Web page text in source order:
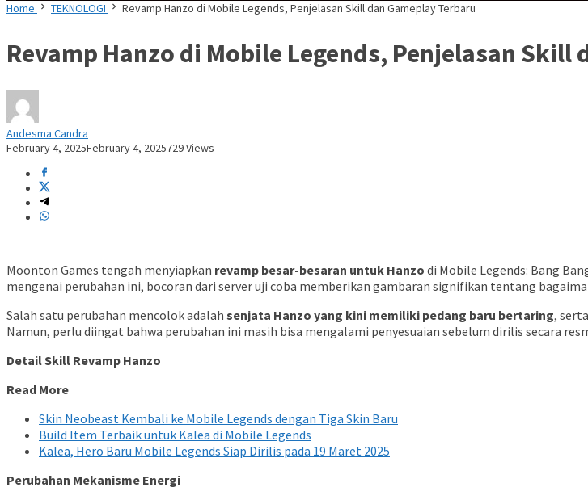
Home
TEKNOLOGI Revamp Hanzo di Mobile Legends, Penjelasan Skill dan Gameplay Terbaru
Revamp Hanzo di Mobile Legends, Penjelasan Skill
Andesma Candra
February 4, 2025February 4, 2025729 Views
Moonton Games tengah menyiapkan revamp besar-besaran untuk Hanzo di Mobile Legends: Bang
mengenai perubahan ini, bocoran dari server uji coba memberikan gambaran signifikan tentang
Salah satu perubahan mencolok adalah senjata Hanzo yang kini memiliki pedang baru bertaring,
Namun, perlu diingat bahwa perubahan ini masih bisa mengalami penyesuaian sebelum dirilis secara
Detail Skill Revamp Hanzo
Read More
Skin Neobeast Kembali ke Mobile Legends dengan Tiga Skin Baru
Build Item Terbaik untuk Kalea di Mobile Legends
Kalea, Hero Baru Mobile Legends Siap Dirilis pada 19 Maret 2025
Perubahan Mekanisme Energi